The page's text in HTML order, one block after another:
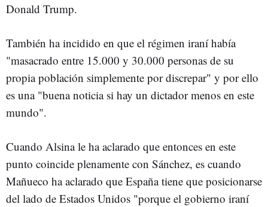
Donald Trump.
También ha incidido en que el régimen iraní había
"masacrado entre 15.000 y 30.000 personas de su
propia población simplemente por discrepar" y por ello
es una "buena noticia si hay un dictador menos en este
mundo".
Cuando Alsina le ha aclarado que entonces en este
punto coincide plenamente con Sánchez, es cuando
Mañueco ha aclarado que España tiene que posicionarse
del lado de Estados Unidos "porque el gobierno iraní